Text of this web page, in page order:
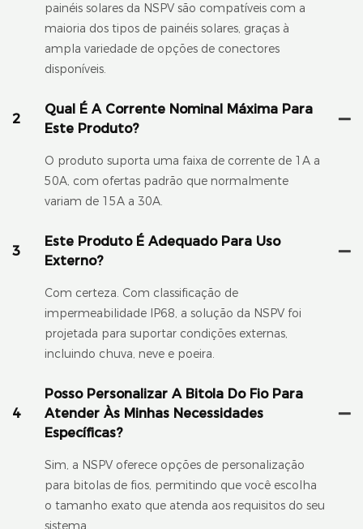
painéis solares da NSPV são compatíveis com a
maioria dos tipos de painéis solares, graças à
ampla variedade de opções de conectores
disponíveis.
2
Qual É A Corrente Nominal Máxima Para
Este Produto?
O produto suporta uma faixa de corrente de 1A a
50A, com ofertas padrão que normalmente
variam de 15A a 30A.
3
Este Produto É Adequado Para Uso
Externo?
Com certeza. Com classificação de
impermeabilidade IP68, a solução da NSPV foi
projetada para suportar condições externas,
incluindo chuva, neve e poeira.
4
Posso Personalizar A Bitola Do Fio Para
Atender Às Minhas Necessidades
Específicas?
Sim, a NSPV oferece opções de personalização
para bitolas de fios, permitindo que você escolha
o tamanho exato que atenda aos requisitos do seu
sistema.